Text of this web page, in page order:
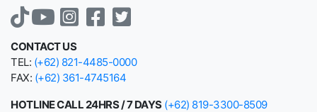
CONTACT US
TEL: (+62) 821-4485-0000
FAX: (+62) 361-4745164
HOTLINE CALL 24HRS / 7 DAYS (+62) 819-3300-8509